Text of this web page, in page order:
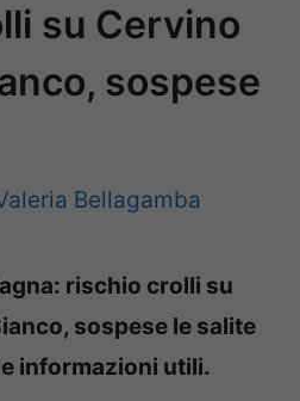
su Cervino
sospese
Bellagamba
rischio crolli su
sospese le salite
informazioni utili.